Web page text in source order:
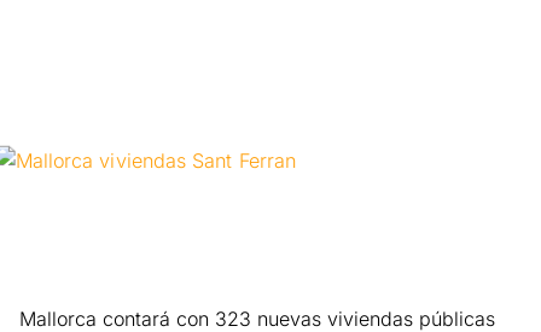
Mallorca contará con 323 nuevas viviendas públicas